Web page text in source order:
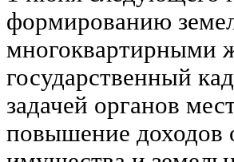
формированию
многоквартирными
государственный
задачей органов
повышение доходов